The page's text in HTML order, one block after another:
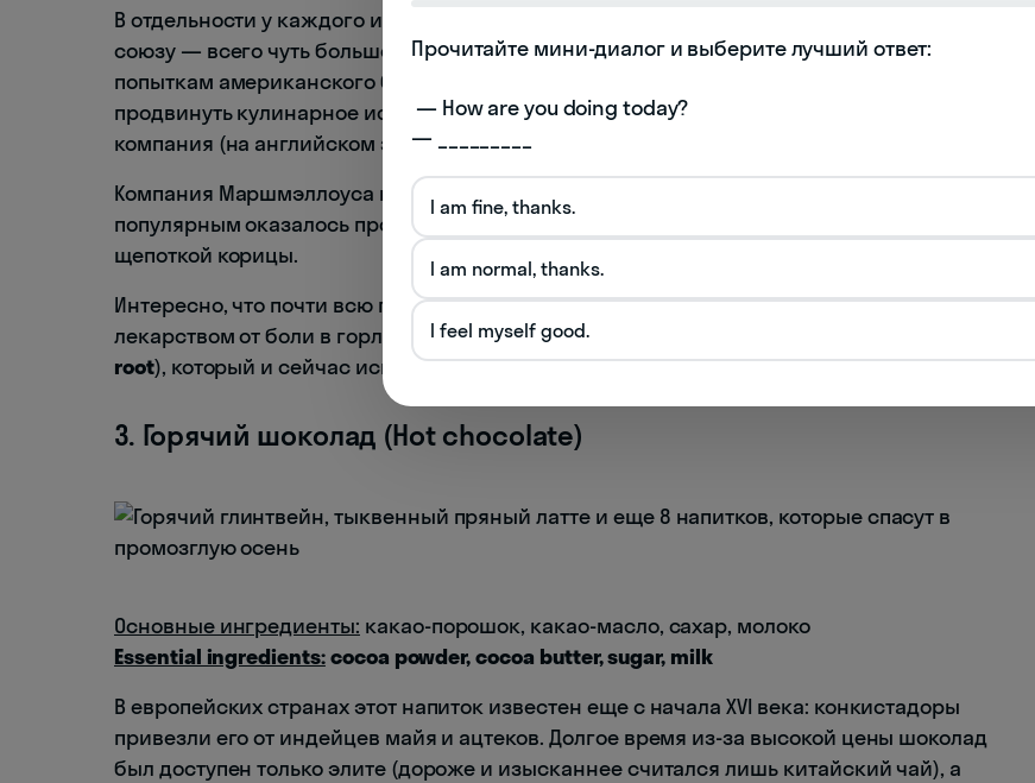
В отдельности у каждого из ингредиентов довольно длинная и богатая история, а вот их
союзу — всего чуть больше века. Простой рецепт родился благодаря предприимчивым
попыткам американского бизнесмена Ангелуса Маршмэллоуса (
продвинуть кулинарное использование зефира, чьим производством занималась его
компания (на английском зефир так и называется —
Компания Маршмэллоуса выпустила книгу рецептов с использованием зефира. Самым
популярным оказалось простое какао с шапочкой из подтаявшего лакомства и
щепоткой корицы.
Интересно, что почти всю первую половину ХХ века это сочетание считалось отличным
лекарством от боли в горле. Оригинальный зефир делался из корня алтея (
root), который и сейчас используется как средство от кашля.
3. Горячий шоколад (Hot chocolate)
Основные ингредиенты: какао-порошок, какао-масло, сахар, молоко
Essential ingredients:cocoa powder, cocoa butter, sugar, milk
В европейских странах этот напиток известен еще с начала XVI века: конкистадоры
привезли его от индейцев майя и ацтеков. Долгое время из-за высокой цены шоколад
был доступен только элите (дороже и изысканнее считался лишь китайский чай), а
Прочитайте мини-диалог и выберите лучший ответ:
— _________
I am fine, thanks.
I am normal, thanks.
I feel myself good.